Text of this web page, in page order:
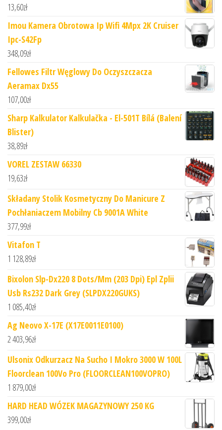
13,60zł
Imou Kamera Obrotowa Ip Wifi 4Mpx 2K Cruiser
Ipc-S42Fp
348,09zł
Fellowes Filtr Węglowy Do Oczyszczacza
Aeramax Dx55
107,00zł
Sharp Kalkulator Kalkulačka - El-501T Bílá (Balení
Blister)
38,89zł
VOREL ZESTAW 66330
19,63zł
Składany Stolik Kosmetyczny Do Manicure Z
Pochłaniaczem Mobilny Cb 9001A White
377,99zł
Vitafon T
1 128,89zł
Bixolon Slp-Dx220 8 Dots/Mm (203 Dpi) Epl Zplii
Usb Rs232 Dark Grey (SLPDX220GUKS)
1 085,40zł
Ag Neovo X-17E (X17E0011E0100)
2 403,96zł
Ulsonix Odkurzacz Na Sucho I Mokro 3000 W 100L
Floorclean 100Vo Pro (FLOORCLEAN100VOPRO)
1 879,00zł
HARD HEAD WÓZEK MAGAZYNOWY 250 KG
399,00zł